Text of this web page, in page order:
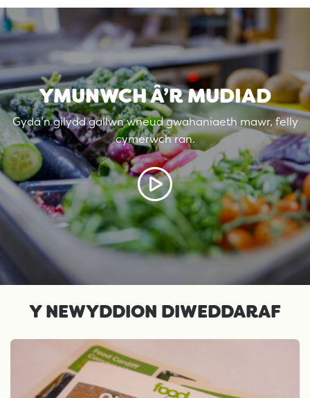
YMUNWCH Â’R MUDIAD
Gyda’n gilydd gallwn wneud gwahaniaeth mawr, felly
cymerwch ran.
Y NEWYDDION DIWEDDARAF